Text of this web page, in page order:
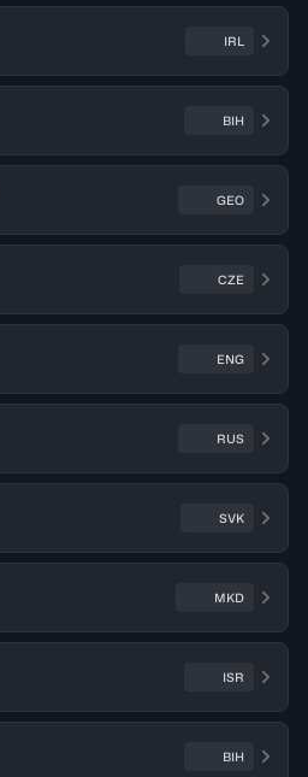
IRL
BIH
GEO
CZE
ENG
RUS
SVK
MKD
ISR
BIH